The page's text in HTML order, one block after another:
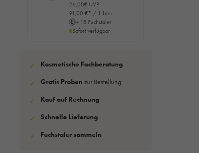
26,00€ UVP
91,00 €* / 1 Liter
+ 18 Fuchstaler
Sofort verfügbar
✓ Kosmetische Fachberatung
✓ Gratis Proben zur Bestellung
✓ Kauf auf Rechnung
✓ Schnelle Lieferung
✓ Fuchstaler sammeln